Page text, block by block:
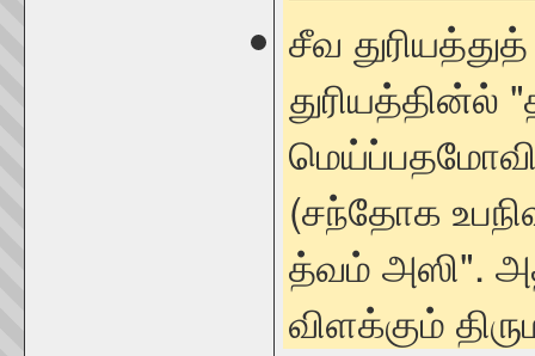
சீவ
துரியத்தின்ல்
(சந்தோக
த்வம் அஸி".
விளக்கும்